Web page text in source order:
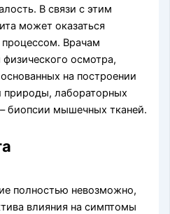
В связи с этим
может оказаться
Врачам
физического осмотра,
на построении
природы, лабораторных
биопсии мышечных тканей.
полностью невозможно,
влияния на симптомы